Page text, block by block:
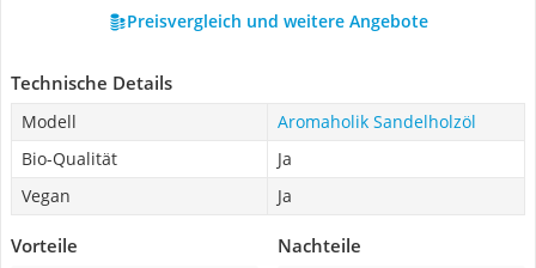
Preisvergleich und weitere Angebote
Technische Details
Modell
Aromaholik Sandelholzöl
Bio-Qualität
Ja
Vegan
Ja
Vorteile Nachteile